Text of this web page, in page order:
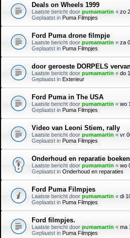
Deals on Wheels 1999
Laatste bericht door pumamartin « zo
Geplaatst in Puma Filmpjes
Ford Puma drone filmpje
Laatste bericht door pumamartin « za
Geplaatst in Puma Filmpjes
door geroeste DORPELS
Laatste bericht door pumamartin « do
Geplaatst in Exterieur
Ford Puma in The USA
Laatste bericht door pumamartin « wo
Geplaatst in Puma Filmpjes
Video van Leoni Stiem, rally
Laatste bericht door pumamartin « vr
Geplaatst in Puma Filmpjes
Onderhoud en reparatie
Laatste bericht door pumamartin « wo
Geplaatst in Onderhoud en reparaties
Ford Puma Filmpjes
Laatste bericht door pumamartin « di
Geplaatst in Puma Filmpjes
Ford filmpjes.
Laatste bericht door pumamartin « ma
Geplaatst in Puma Filmpjes